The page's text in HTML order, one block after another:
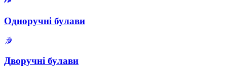
Одноручні булави
Дворучні булави